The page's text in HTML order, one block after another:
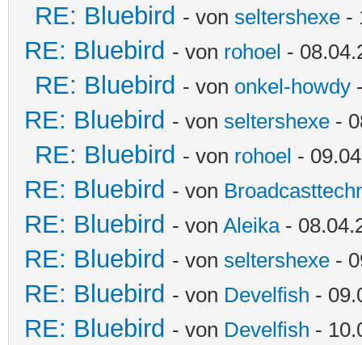
RE: Bluebird - von seltershexe -
RE: Bluebird - von rohoel -
RE: Bluebird - von onkel-howdy
RE: Bluebird - von seltershexe -
RE: Bluebird - von rohoel -
RE: Bluebird - von
RE: Bluebird - von Aleika-
RE: Bluebird - von seltershexe -
RE: Bluebird - von Develfish -
RE: Bluebird - von Develfish -